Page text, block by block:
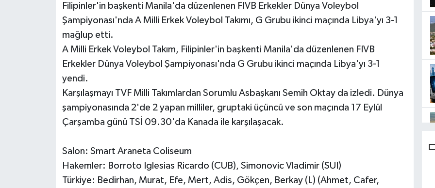
Filipinler'in başkenti Manila'da düzenlenen FIVB Erkekler Dünya Voleybol
Şampiyonası'nda A Milli Erkek Voleybol Takımı, G Grubu ikinci maçında Libya'yı 3-1
mağlup etti.
A Milli Erkek Voleybol Takım, Filipinler'in başkenti Manila'da düzenlenen FIVB
Erkekler Dünya Voleybol Şampiyonası'nda G Grubu ikinci maçında Libya'yı 3-1
yendi.
Karşılaşmayı TVF Milli Takımlardan Sorumlu Asbaşkanı Semih Oktay da izledi. Dünya
şampiyonasında 2'de 2 yapan milliler, gruptaki üçüncü ve son maçında 17 Eylül
Çarşamba günü TSİ 09.30'da Kanada ile karşılaşacak.
Salon: Smart Araneta Coliseum
Hakemler: Borroto Iglesias Ricardo (CUB), Simonovic Vladimir (SUI)
Türkiye: Bedirhan, Murat, Efe, Mert, Adis, Gökçen, Berkay (L) (Ahmet, Cafer,